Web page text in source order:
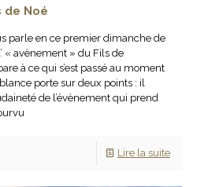
de Noé
parle en ce premier dimanche de
« avènement » du Fils de
à ce qui s’est passé au moment
porte sur deux points : il
de l’évènement qui prend
Lire la suite